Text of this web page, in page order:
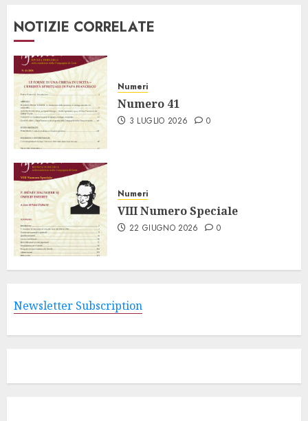
NOTIZIE CORRELATE
Numeri
Numero 41
3 LUGLIO 2026 0
Numeri
VIII Numero Speciale
22 GIUGNO 2026 0
Newsletter Subscription